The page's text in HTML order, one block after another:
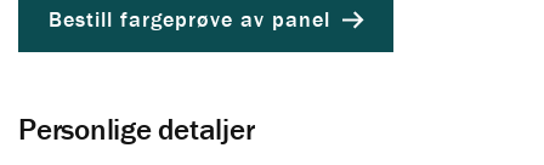
Bestill fargeprøve av panel
Personlige detaljer